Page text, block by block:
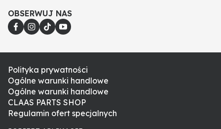
OBSERWUJ NAS
Polityka prywatności
Ogólne warunki handlowe
Ogólne warunki handlowe
CLAAS PARTS SHOP
Regulamin ofert specjalnych